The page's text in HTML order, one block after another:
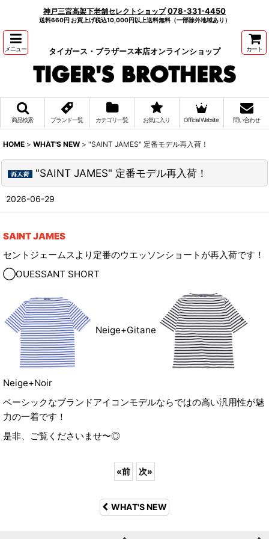
神戸三宮高架下老舗セレクトショップ 078-331-4450
送料660円 お買上げ税込10,000円以上送料無料（一部除外地域あり）
メニュー タイガース・ブラザース本店オンラインショップ カート
商品検索 ブランド一覧 カテゴリ一覧 お気に入り Official Website 問い合わせ
HOME > WHAT'S NEW > "SAINT JAMES" 定番モデル再入荷！
"SAINT JAMES" 定番モデル再入荷！
2026-06-29
SAINT JAMES
セントジェームスより定番のウエッソンショートが再入荷です！
◯OUESSANT SHORT
Neige+Gitane
Neige+Noir
ベーシックなブランドアイコンモデルならではの高い汎用性が魅
力の一着です！
是非、ご覧くださいませ〜◎
«前 次»
WHAT'S NEW